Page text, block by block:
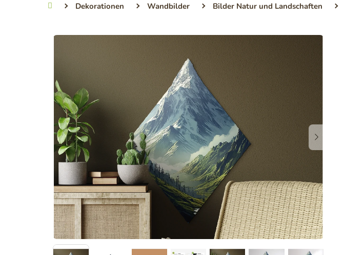
StartseiteDekorationen Wandbilder Bilder Natur und Landschaften